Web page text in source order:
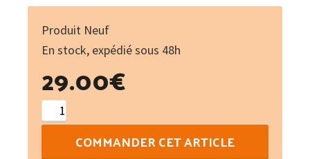
Produit Neuf
En stock, expédié sous 48h
29.00€
quantité
de
TravauxCOMMANDER CET ARTICLE